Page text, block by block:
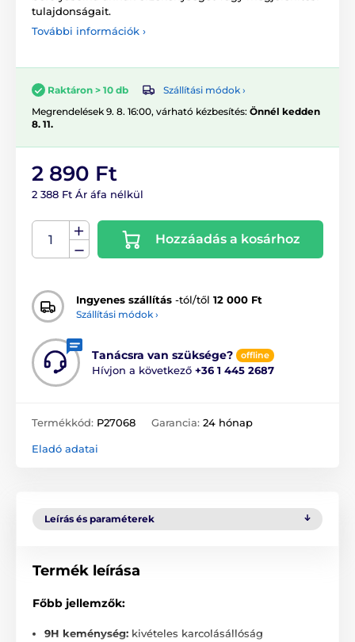
tulajdonságait.
További információk ›
Raktáron > 10 db
Szállítási módok ›
Megrendelések 9. 8. 16:00, várható kézbesítés: Önnél kedden
8. 11.
2 890 Ft
2 388 Ft Ár áfa nélkül
Hozzáadás a kosárhoz
Ingyenes szállítás -tól/től 12 000 Ft
Szállítási módok ›
Tanácsra van szüksége? offline
Hívjon a következő +36 1 445 2687
Termékkód: P27068 Garancia: 24 hónap
Eladó adatai
Leírás és paraméterek
Termék leírása
Főbb jellemzők:
9H keménység: kivételes karcolásállóság